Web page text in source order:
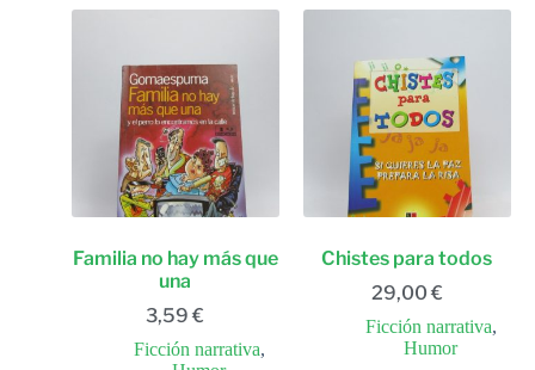
Familia no hay más que
una
3,59€
Ficción narrativa,
Chistes para todos
29,00 €
Ficción narrativa,
Humor